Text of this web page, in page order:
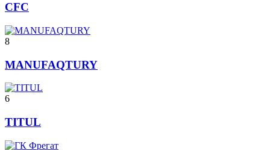
CFC
8
MANUFAQTURY
6
TITUL